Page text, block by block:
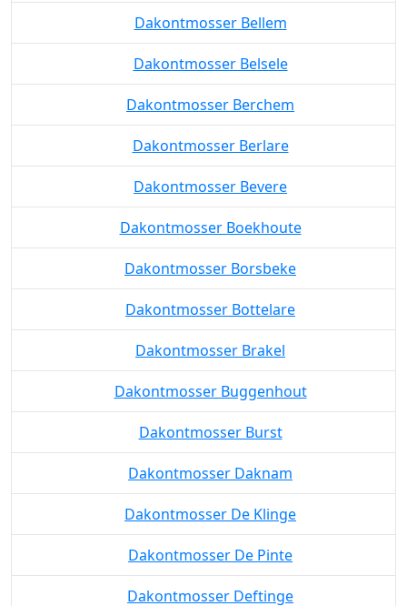
Dakontmosser Bellem
Dakontmosser Belsele
Dakontmosser Berchem
Dakontmosser Berlare
Dakontmosser Bevere
Dakontmosser Boekhoute
Dakontmosser Borsbeke
Dakontmosser Bottelare
Dakontmosser Brakel
Dakontmosser Buggenhout
Dakontmosser Burst
Dakontmosser Daknam
Dakontmosser De Klinge
Dakontmosser De Pinte
Dakontmosser Deftinge